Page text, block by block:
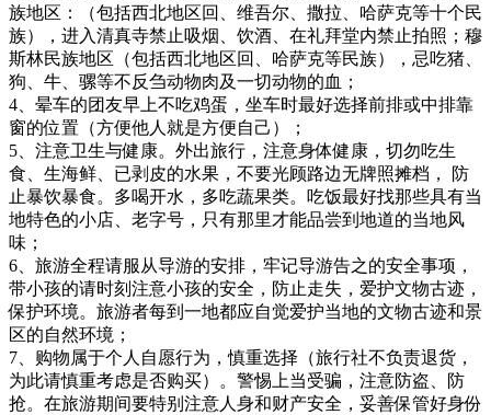
族地区：（包括西北地区回、维吾尔、撒拉、哈萨克等十个民
族），进入清真寺禁止吸烟、饮酒、在礼拜堂内禁止拍照；穆
斯林民族地区（包括西北地区回、哈萨克等民族），忌吃猪、
狗、牛、骡等不反刍动物肉及一切动物的血；
4、晕车的团友早上不吃鸡蛋，坐车时最好选择前排或中排靠
窗的位置（方便他人就是方便自己）；
5、注意卫生与健康。外出旅行，注意身体健康，切勿吃生
食、生海鲜、已剥皮的水果，不要光顾路边无牌照摊档， 防
止暴饮暴食。多喝开水，多吃蔬果类。吃饭最好找那些具有当
地特色的小店、老字号，只有那里才能品尝到地道的当地风
味；
6、旅游全程请服从导游的安排，牢记导游告之的安全事项，
带小孩的请时刻注意小孩的安全，防止走失，爱护文物古迹，
保护环境。旅游者每到一地都应自觉爱护当地的文物古迹和景
区的自然环境；
7、购物属于个人自愿行为，慎重选择（旅行社不负责退货，
为此请慎重考虑是否购买）。警惕上当受骗，注意防盗、防
抢。在旅游期间要特别注意人身和财产安全，妥善保管好身份